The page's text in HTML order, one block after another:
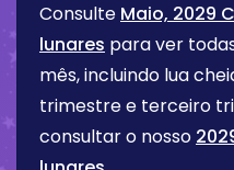
Consulte Maio, 2029
lunares para ver
mês, incluindo lua
trimestre e terceiro
consultar o nosso